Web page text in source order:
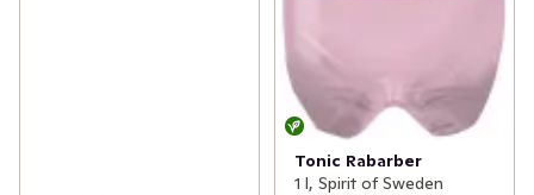
Tonic Rabarber
1 l, Spirit of Sweden